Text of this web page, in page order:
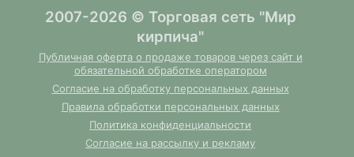
2007-2026 © Торговая сеть "Мир
кирпича"
Публичная оферта о продаже товаров через сайт и
обязательной обработке оператором
Согласие на обработку персональных данных
Правила обработки персональных данных
Политика конфиденциальности
Согласие на рассылку и рекламу